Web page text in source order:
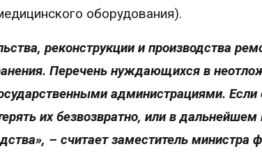
оборудования).
реконструкции и производства
Перечень нуждающихся в
администрациями. Если
их безвозвратно, или в
– считает заместитель министра